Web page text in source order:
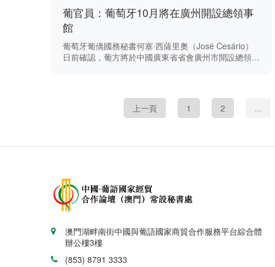
葡官員：葡萄牙10月將在廣州開設總領事
館
葡萄牙葡僑國務秘書何塞∙西薩里奧（José Cesário）
日前確認，葡方將於中國廣東省省會廣州市開設總領事
上一頁 1 2 ...
澳門湖畔南街中國與葡語國家商貿合作服務平台綜合體
辦公樓3樓
(853) 8791 3333